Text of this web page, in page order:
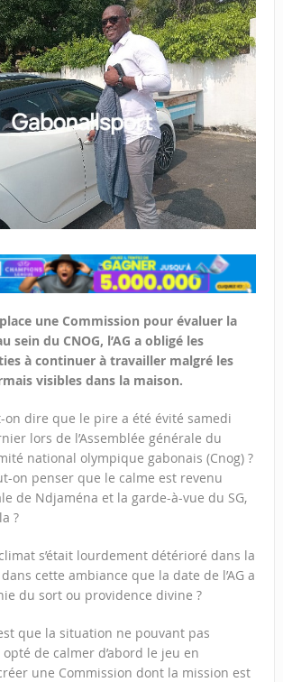
une Commission pour évaluer la
sein du CNOG, l’AG a obligé les
à continuer à travailler malgré les
visibles dans la maison.
on dire que le pire a été évité samedi
lors de l’Assemblée générale du
national olympique gabonais (Cnog) ?
on penser que le calme est revenu
de Ndjaména et la garde-à-vue du SG,
?
s’était lourdement détérioré dans la
dans cette ambiance que la date de l’AG a
du sort ou providence divine ?
que la situation ne pouvant pas
opté de calmer d’abord le jeu en
une Commission dont la mission est